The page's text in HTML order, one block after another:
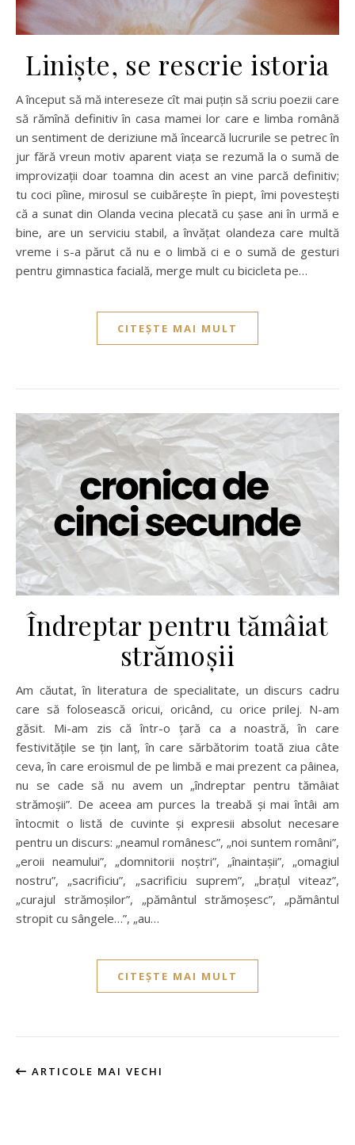
Liniște, se rescrie istoria
A început să mă intereseze cît mai puțin să scriu poezii care
să rămînă definitiv în casa mamei lor care e limba română
un sentiment de deriziune mă încearcă lucrurile se petrec în
jur fără vreun motiv aparent viața se rezumă la o sumă de
improvizații doar toamna din acest an vine parcă definitiv;
tu coci pîine, mirosul se cuibărește în piept, îmi povestești
că a sunat din Olanda vecina plecată cu șase ani în urmă e
bine, are un serviciu stabil, a învățat olandeza care multă
vreme i s-a părut că nu e o limbă ci e o sumă de gesturi
pentru gimnastica facială, merge mult cu bicicleta pe…
CITEȘTE MAI MULT
Îndreptar pentru tămâiat
strămoşii
Am căutat, în literatura de specialitate, un discurs cadru
care să folosească oricui, oricând, cu orice prilej. N-am
găsit. Mi-am zis că într-o ţară ca a noastră, în care
festivităţile se ţin lanţ, în care sărbătorim toată ziua câte
ceva, în care eroismul de pe limbă e mai prezent ca pâinea,
nu se cade să nu avem un „îndreptar pentru tămâiat
strămoşii”. De aceea am purces la treabă şi mai întâi am
întocmit o listă de cuvinte şi expresii absolut necesare
pentru un discurs: „neamul românesc”, „noi suntem români”,
„eroii neamului”, „domnitorii noştri”, „înaintaşii”, „omagiul
nostru”, „sacrificiu”, „sacrificiu suprem”, „braţul viteaz”,
„curajul strămoşilor”, „pământul strămoşesc”, „pământul
stropit cu sângele…”, „au…
CITEȘTE MAI MULT
ARTICOLE MAI VECHI